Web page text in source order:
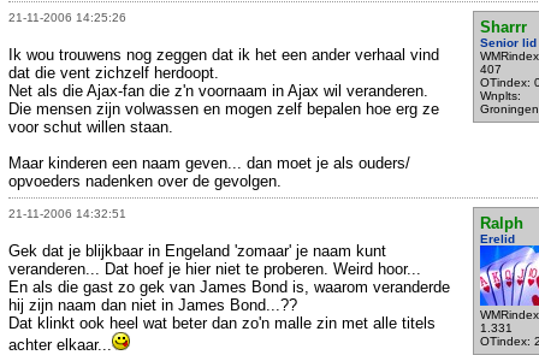
21-11-2006 14:25:26
Sharrr
Senior lid
407
OTindex:
Wnplts:
Groningen
Ik wou trouwens nog zeggen dat ik het een ander verhaal vind
dat die vent zichzelf herdoopt.
Net als die Ajax-fan die z'n voornaam in Ajax wil veranderen.
Die mensen zijn volwassen en mogen zelf bepalen hoe erg ze
voor schut willen staan.
Maar kinderen een naam geven... dan moet je als ouders/
opvoeders nadenken over de gevolgen.
21-11-2006 14:32:51
Ralph
Erelid
1.331
OTindex:
Gek dat je blijkbaar in Engeland 'zomaar' je naam kunt
veranderen... Dat hoef je hier niet te proberen. Weird hoor...
En als die gast zo gek van James Bond is, waarom veranderde
hij zijn naam dan niet in James Bond...??
Dat klinkt ook heel wat beter dan zo'n malle zin met alle titels
achter elkaar...